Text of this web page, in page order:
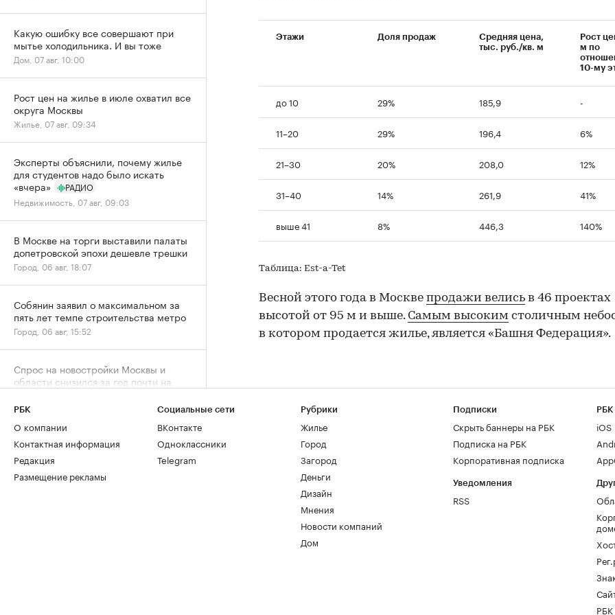
Этажи Доля продаж
Средняя цена,
тыс. руб./кв. м
Рост
м по
10-му
до 10 29% 185,9 -
11–20 29% 196,4 6%
21–30 20% 208,0 12%
31–40 14% 261,9 41%
выше 41 8% 446,3 140%
Таблица: Est-a-Tet
Весной этого года в Москве продажи велись в 46 проектах
высотой от 95 м и выше. Самым высоким столичным
в котором продается жилье, является «Башня Федерация».
Какую ошибку все совершают при
мытье холодильника. И вы тоже
Дом, 07 авг, 10:00
Рост цен на жилье в июле охватил все
округа Москвы
Жилье, 07 авг, 09:34
Эксперты объяснили, почему жилье
для студентов надо было искать
«вчера»
РАДИО
Недвижимость, 07 авг, 09:03
В Москве на торги выставили палаты
допетровской эпохи дешевле трешки
Город, 06 авг, 18:07
Собянин заявил о максимальном за
пять лет темпе строительства метро
Город, 06 авг, 15:52
Спрос на новостройки Москвы и
области снизился за год почти на
20%
Жилье, 06 авг, 15:39
РБК
О компании
Контактная информация
Редакция
Размещение рекламы
Социальные сети
ВКонтакте
Одноклассники
Telegram
Рубрики
Жилье
Город
Загород
Деньги
Дизайн
Мнения
Новости компаний
Дом
Подписки
Скрыть баннеры на РБК
Подписка на РБК
Корпоративная подписка
Уведомления
RSS
РБК
iOS